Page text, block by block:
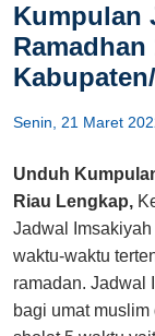
Kumpulan
Ramadhan
Senin, 21 Maret
Unduh
Riau Lengkap,
Jadwal
waktu-waktu
ramadan. Jadwal
bagi umat